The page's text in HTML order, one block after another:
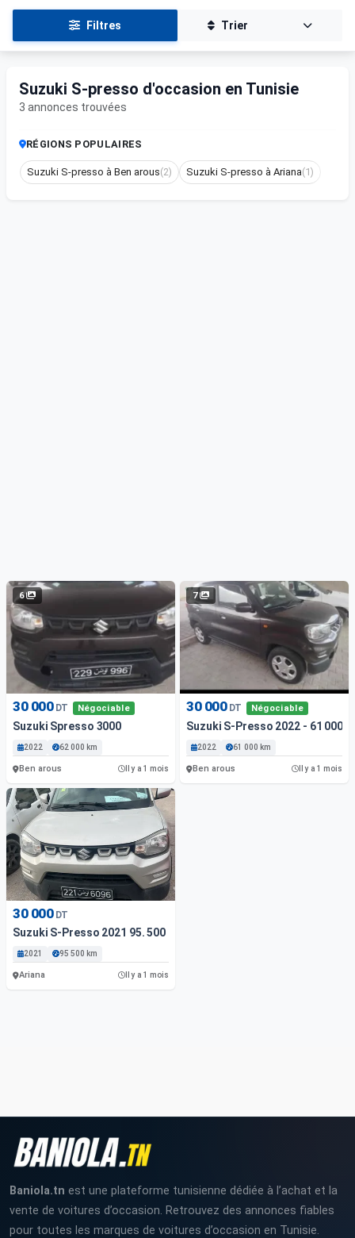
Filtres Trier
Suzuki S-presso d'occasion en Tunisie
3 annonces trouvées
RÉGIONS POPULAIRES
Suzuki S-presso à Ben arous(2) Suzuki S-presso à Ariana(1)
6
30 000 DT Négociable
Suzuki Spresso 3000
2022 62 000 km
Ben arous Il y a 1 mois
7
30 000 DT Négociable
Suzuki S-Presso 2022 - 61 000
2022 61 000 km
Ben arous Il y a 1 mois
30 000 DT
Suzuki S-Presso 2021 95. 500 Km
2021 95 500 km
Ariana Il y a 1 mois
Baniola.tn est une plateforme tunisienne dédiée à l’achat et la
vente de voitures d’occasion. Retrouvez des annonces fiables
pour toutes les marques de voitures d’occasion en Tunisie.